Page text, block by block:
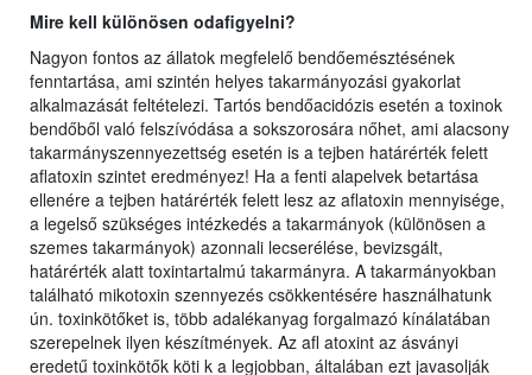
Mire kell különösen odafigyelni?
Nagyon fontos az állatok megfelelő bendőemésztésének
fenntartása, ami szintén helyes takarmányozási gyakorlat
alkalmazását feltételezi. Tartós bendőacidózis esetén a toxinok
bendőből való felszívódása a sokszorosára nőhet, ami alacsony
takarmányszennyezettség esetén is a tejben határérték felett
aflatoxin szintet eredményez! Ha a fenti alapelvek betartása
ellenére a tejben határérték felett lesz az aflatoxin mennyisége,
a legelső szükséges intézkedés a takarmányok (különösen a
szemes takarmányok) azonnali lecserélése, bevizsgált,
határérték alatt toxintartalmú takarmányra. A takarmányokban
található mikotoxin szennyezés csökkentésére használhatunk
ún. toxinkötőket is, több adalékanyag forgalmazó kínálatában
szerepelnek ilyen készítmények. Az afl atoxint az ásványi
eredetű toxinkötők köti k a legjobban, általában ezt javasolják